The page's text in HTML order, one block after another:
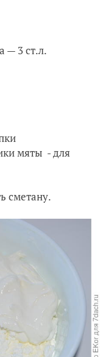
— 3 ст.л.
мяты - для
сметану.